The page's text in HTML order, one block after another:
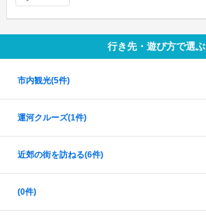
行き先・遊び方で選ぶ
市内観光(5件)
運河クルーズ(1件)
近郊の街を訪ねる(6件)
(0件)